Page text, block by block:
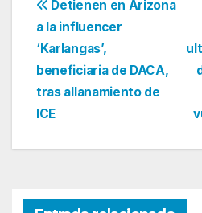
Navegación
de
entradas
Detienen en Arizona
a la influencer
‘Karlangas’,
beneficiaria de DACA,
tras allanamiento de
ICE